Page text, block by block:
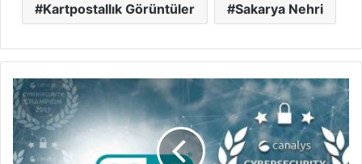
Kartpostallık Görüntüler Sakarya Nehri
2022’nin
güvenlik
şampiyonu
ESET